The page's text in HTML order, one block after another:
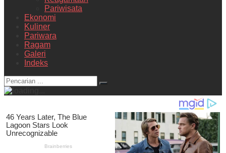
Pariwisata
Ekonomi
Kuliner
Pariwara
Ragam
Galeri
Indeks